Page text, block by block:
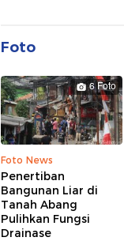
Foto
6 Foto
Foto News
Penertiban
Bangunan Liar di
Tanah Abang
Pulihkan Fungsi
Drainase